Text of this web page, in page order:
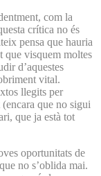
com la
crítica no és
pensa que hauria
que visquem moltes
d’aquestes
vital.
llegits per
que no sigui
que ja està tot
oportunitats de
no s’oblida mai.